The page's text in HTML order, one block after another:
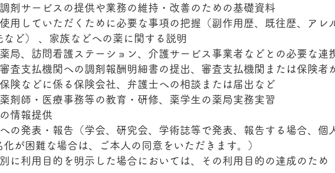
剤サービスの提供や業務の維持・改善のための基礎資料
用していただくために必要な事項の把握（副作用歴、既往歴、アレ
など） 、家族などへの薬に関する説明
局、訪問看護ステーション、介護サービス事業者などとの必要な連
査支払機関への調剤報酬明細書の提出、審査支払機関または保険者
険などに係る保険会社、弁護士への相談または届出など
剤師・医療事務等の教育・研修、薬学生の薬局実務実習
情報提供
の発表・報告（学会、研究会、学術誌等で発表、報告する場合、個
が困難な場合は、ご本人の同意をいただきます。）
に利用目的を明示した場合においては、その利用目的の達成のため